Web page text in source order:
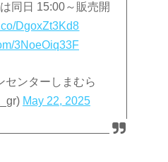
同日 15:00～販売開
DgoxZt3Kd8
3NoeOiq33F
ンターしまむら
May 22, 2025